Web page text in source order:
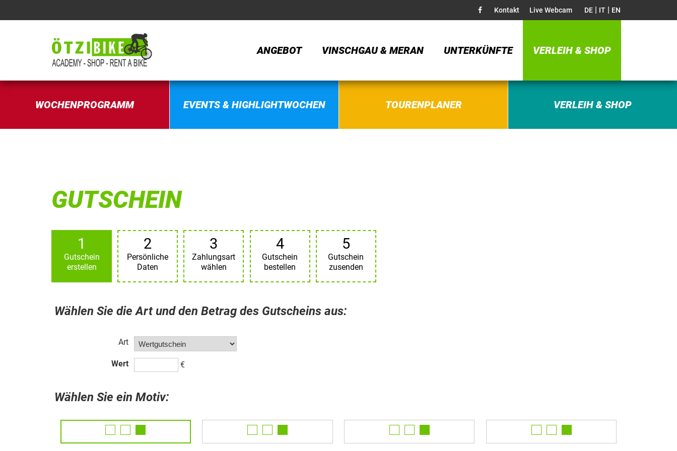
Kontakt Live Webcam DE | IT | EN
ANGEBOT VINSCHGAU & MERAN UNTERKÜNFTE VERLEIH & SHOP
WOCHENPROGRAMM EVENTS & HIGHLIGHTWOCHEN TOURENPLANER VERLEIH & SHOP
GUTSCHEIN
1
Gutschein
erstellen
2
Persönliche
Daten
3
Zahlungsart
wählen
4
Gutschein
bestellen
5
Gutschein
zusenden
Wählen Sie die Art und den Betrag des Gutscheins aus:
Art
Wert €
Wählen Sie ein Motiv: